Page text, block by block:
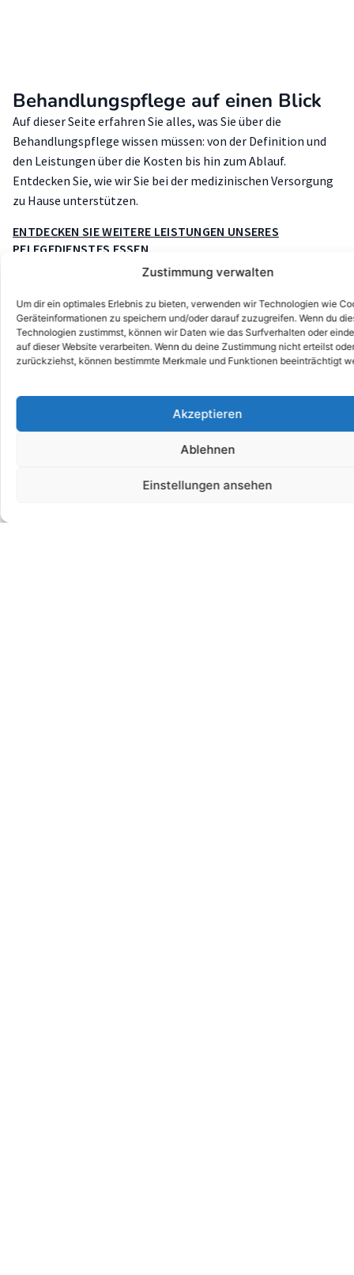
Zustimmung verwalten
Um dir ein optimales Erlebnis zu bieten, verwenden wir Technologien wie
Geräteinformationen zu speichern und/oder darauf zuzugreifen. Wenn du
Technologien zustimmst, können wir Daten wie das Surfverhalten oder
auf dieser Website verarbeiten. Wenn du deine Zustimmung nicht erteilst oder
zurückziehst, können bestimmte Merkmale und Funktionen beeinträchtigt
Akzeptieren
Ablehnen
Einstellungen ansehen
Behandlungspflege auf einen Blick
Auf dieser Seite erfahren Sie alles, was Sie über die
Behandlungspflege wissen müssen: von der Definition und
den Leistungen über die Kosten bis hin zum Ablauf.
Entdecken Sie, wie wir Sie bei der medizinischen Versorgung
zu Hause unterstützen.
ENTDECKEN SIE WEITERE LEISTUNGEN UNSERES
PFLEGEDIENSTES ESSEN.
FÜR MENSCHEN, DIE MEDIZINISCHE UNTERSTÜTZUNG
LEISTUNGEN UMFASSEN WUNDVERSORGUNG,
MEDIKAMENTENGABE, BLUTZUCKERMESSUNG UND
MEHR
QUALIFIZIERTE PFLEGEKRÄFTE MIT ERFAHRUNG IN
MEDIZINISCHER VERSORGUNG
IN DER REGEL VON IHRER KRANKENKASSE FINANZIERT
UNTERSTÜTZUNG BEI DER BEANTRAGUNG DER